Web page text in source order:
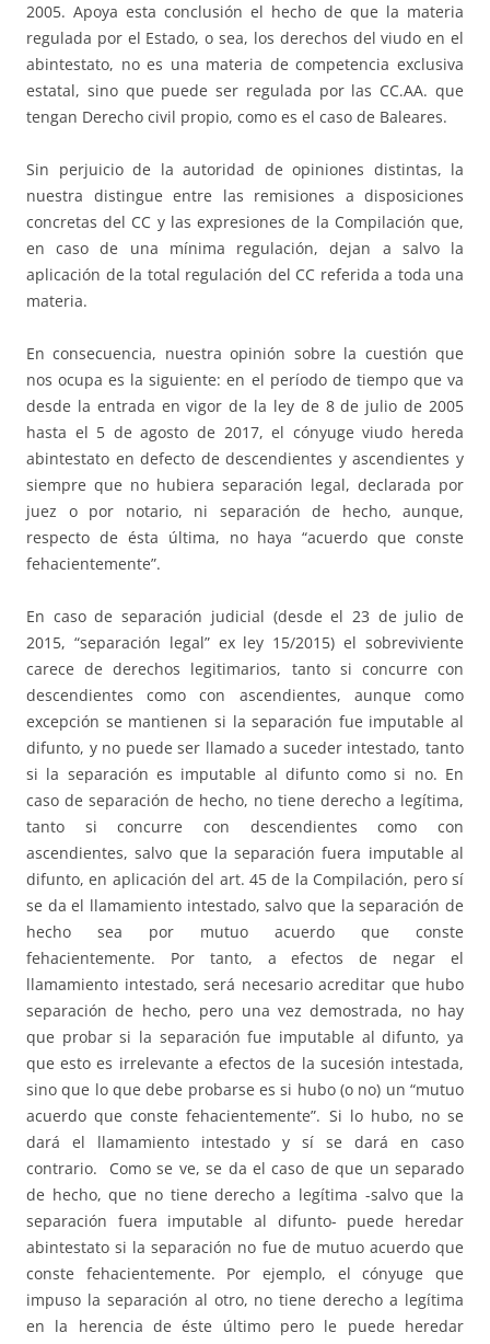
2005. Apoya esta conclusión el hecho de que la materia
regulada por el Estado, o sea, los derechos del viudo en el
abintestato, no es una materia de competencia exclusiva
estatal, sino que puede ser regulada por las CC.AA. que
tengan Derecho civil propio, como es el caso de Baleares.
Sin perjuicio de la autoridad de opiniones distintas, la
nuestra distingue entre las remisiones a disposiciones
concretas del CC y las expresiones de la Compilación que,
en caso de una mínima regulación, dejan a salvo la
aplicación de la total regulación del CC referida a toda una
materia.
En consecuencia, nuestra opinión sobre la cuestión que
nos ocupa es la siguiente: en el período de tiempo que va
desde la entrada en vigor de la ley de 8 de julio de 2005
hasta el 5 de agosto de 2017, el cónyuge viudo hereda
abintestato en defecto de descendientes y ascendientes y
siempre que no hubiera separación legal, declarada por
juez o por notario, ni separación de hecho, aunque,
respecto de ésta última, no haya “acuerdo que conste
fehacientemente”.
En caso de separación judicial (desde el 23 de julio de
2015, “separación legal” ex ley 15/2015) el sobreviviente
carece de derechos legitimarios, tanto si concurre con
descendientes como con ascendientes, aunque como
excepción se mantienen si la separación fue imputable al
difunto, y no puede ser llamado a suceder intestado, tanto
si la separación es imputable al difunto como si no. En
caso de separación de hecho, no tiene derecho a legítima,
tanto si concurre con descendientes como con
ascendientes, salvo que la separación fuera imputable al
difunto, en aplicación del art. 45 de la Compilación, pero sí
se da el llamamiento intestado, salvo que la separación de
hecho sea por mutuo acuerdo que conste
fehacientemente. Por tanto, a efectos de negar el
llamamiento intestado, será necesario acreditar que hubo
separación de hecho, pero una vez demostrada, no hay
que probar si la separación fue imputable al difunto, ya
que esto es irrelevante a efectos de la sucesión intestada,
sino que lo que debe probarse es si hubo (o no) un “mutuo
acuerdo que conste fehacientemente”. Si lo hubo, no se
dará el llamamiento intestado y sí se dará en caso
contrario. Como se ve, se da el caso de que un separado
de hecho, que no tiene derecho a legítima -salvo que la
separación fuera imputable al difunto- puede heredar
abintestato si la separación no fue de mutuo acuerdo que
conste fehacientemente. Por ejemplo, el cónyuge que
impuso la separación al otro, no tiene derecho a legítima
en la herencia de éste último pero le puede heredar